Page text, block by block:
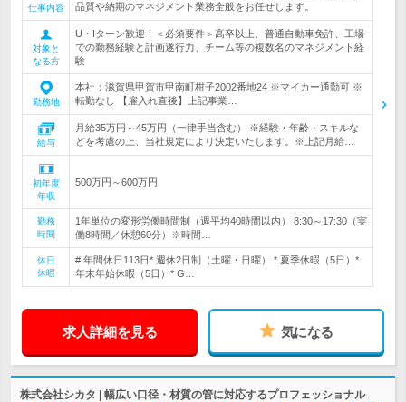
仕事内容
品質や納期のマネジメント業務全般をお任せします。
対象と
なる方
U・Iターン歓迎！＜必須要件＞高卒以上、普通自動車免許、工場
での勤務経験と計画遂行力、チーム等の複数名のマネジメント経
験
勤務地
本社：滋賀県甲賀市甲南町柑子2002番地24 ※マイカー通勤可 ※
転勤なし 【雇入れ直後】上記事業…
給与
月給35万円～45万円（一律手当含む） ※経験・年齢・スキルな
どを考慮の上、当社規定により決定いたします。※上記月給…
初年度
年収
500万円～600万円
勤務
時間
1年単位の変形労働時間制（週平均40時間以内） 8:30～17:30（実
働8時間／休憩60分）※時間…
休日
休暇
# 年間休日113日* 週休2日制（土曜・日曜） * 夏季休暇（5日）*
年末年始休暇（5日）* G…
求人詳細を見る 気になる
株式会社シカタ | 幅広い口径・材質の管に対応するプロフェッショナル